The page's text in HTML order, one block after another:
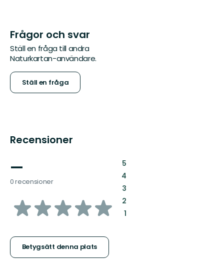
Frågor och svar
Ställ en fråga till andra
Naturkartan-användare.
Ställ en fråga
Recensioner
—
0 recensioner
av
stjärnor
Betygsätt denna plats
5:
4:
3:
2:
1: